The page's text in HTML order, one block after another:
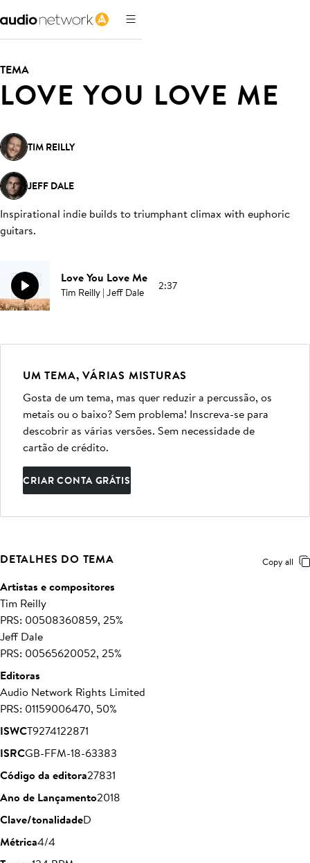
TEMA
LOVE YOU LOVE ME
TIM REILLY
JEFF DALE
Inspirational indie builds to triumphant climax with euphoric
guitars.
Love You Love Me
Tim Reilly | Jeff Dale 2:37
UM TEMA, VÁRIAS MISTURAS
Gosta de um tema, mas quer reduzir a percussão, os
metais ou o baixo? Sem problema! Inscreva-se para
descobrir as várias versões. Sem necessidade de
cartão de crédito.
CRIAR CONTA GRÁTIS
DETALHES DO TEMA Copy all
Artistas e compositores
Tim Reilly
PRS: 00508360859, 25%
Jeff Dale
PRS: 00565620052, 25%
Editoras
Audio Network Rights Limited
PRS: 01159006470, 50%
ISWCT9274122871
ISRCGB-FFM-18-63383
Código da editora27831
Ano de Lançamento2018
Clave/tonalidadeD
Métrica4/4